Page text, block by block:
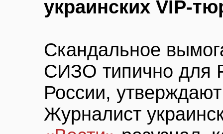
украинских VIP-
Скандальное
СИЗО типично для
России,
Журналист